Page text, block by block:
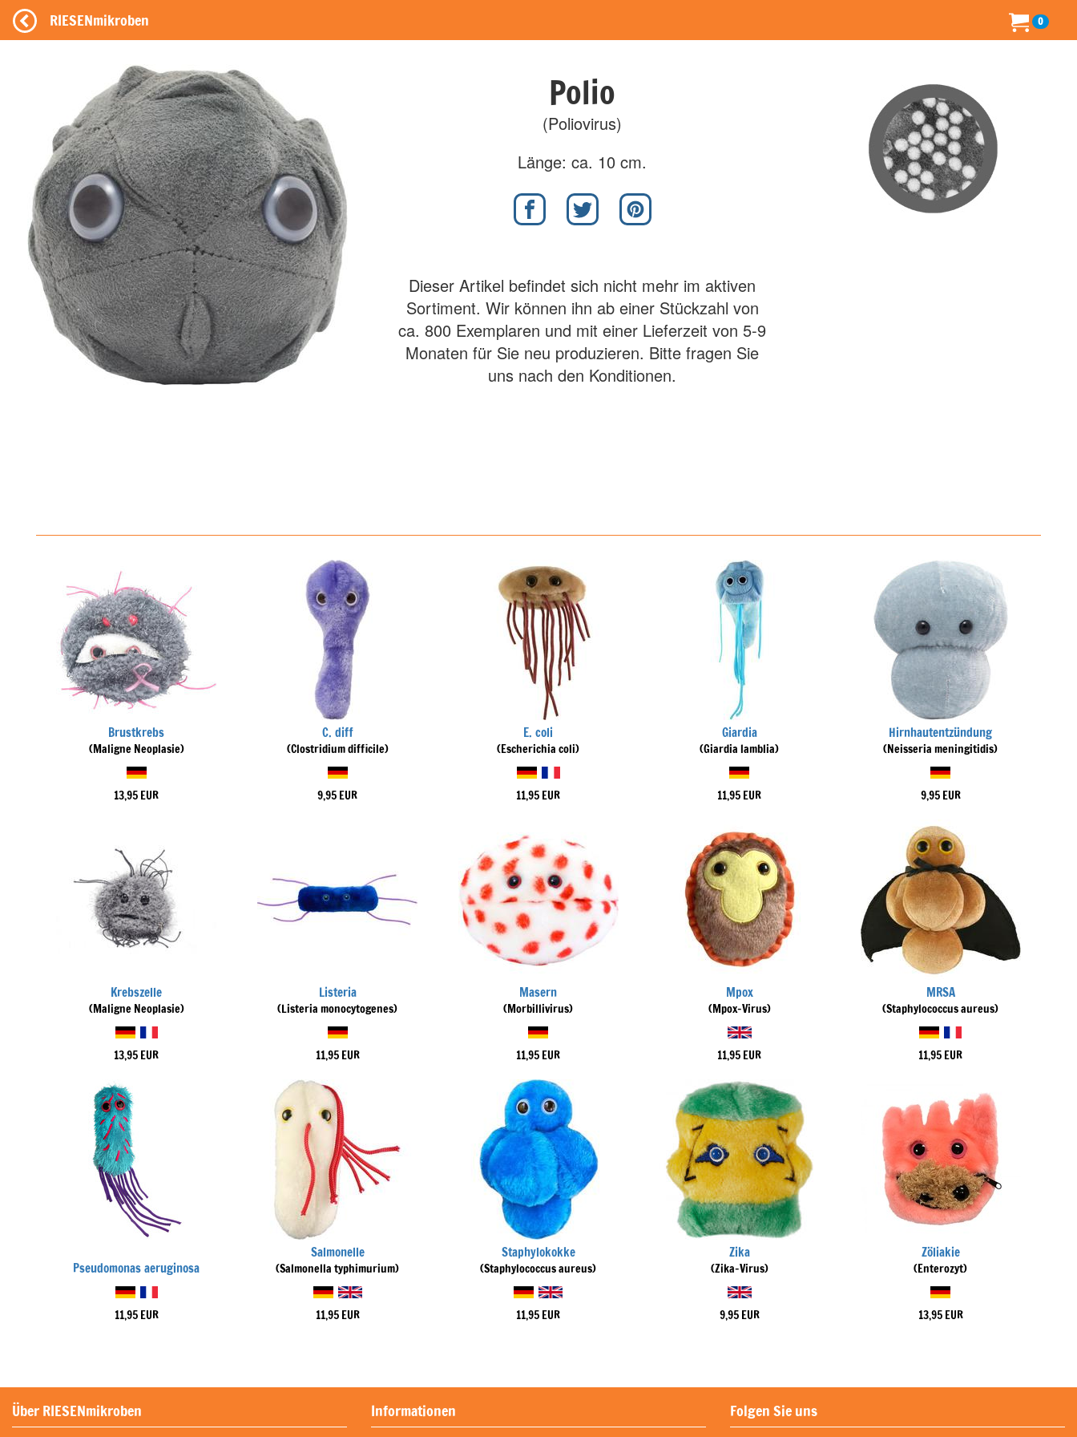
RIESENmikroben 0
Polio
(Poliovirus)
Länge: ca. 10 cm.
Dieser Artikel befindet sich nicht mehr im aktiven
Sortiment. Wir können ihn ab einer Stückzahl von
ca. 800 Exemplaren und mit einer Lieferzeit von 5-9
Monaten für Sie neu produzieren. Bitte fragen Sie
uns nach den Konditionen.
Brustkrebs
(Maligne Neoplasie)
13,95 EUR
C. diff
(Clostridium difficile)
9,95 EUR
E. coli
(Escherichia coli)
11,95 EUR
Giardia
(Giardia lamblia)
11,95 EUR
Hirnhautentzündung
(Neisseria meningitidis)
9,95 EUR
Krebszelle
(Maligne Neoplasie)
13,95 EUR
Listeria
(Listeria monocytogenes)
11,95 EUR
Masern
(Morbillivirus)
11,95 EUR
Mpox
(Mpox-Virus)
11,95 EUR
MRSA
(Staphylococcus aureus)
11,95 EUR
Pseudomonas aeruginosa
11,95 EUR
Salmonelle
(Salmonella typhimurium)
11,95 EUR
Staphylokokke
(Staphylococcus aureus)
11,95 EUR
Zika
(Zika-Virus)
9,95 EUR
Zöliakie
(Enterozyt)
13,95 EUR
Über RIESENmikroben Informationen Folgen Sie uns